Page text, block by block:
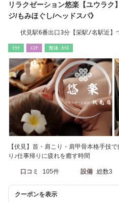
リラクゼーション悠楽【ユウラク
ジ/もみほぐし/ヘッドスパ》
伏見駅6番出口3分【栄駅/名駅近
ﾘﾗｸ ｴｽﾃ 整体･ｶｲﾛ
【伏見】首・肩こり・肩甲骨本格手技
り♪仕事帰りに疲れを癒す時間
口コミ 105件 設備 総数3
クーポンを表示